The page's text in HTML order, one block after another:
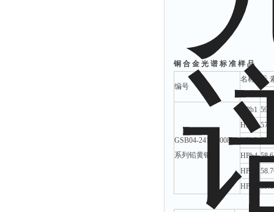
铜 合 金 光 谱 标 准 样 品
编号
名称
元
GSB04-2416-2008
系列铅黄铜
HPb1
HPb2
HPb3
HPb4
HPb5
HPb6